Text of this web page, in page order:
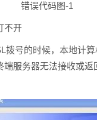
错误代码图-1
不开
号的时候，本地计算
服务器无法接收或